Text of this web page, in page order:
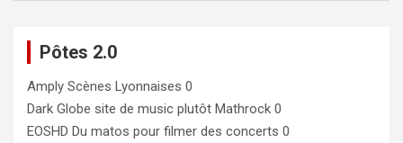
Pôtes 2.0
Amply Scènes Lyonnaises 0
Dark Globe site de music plutôt Mathrock 0
EOSHD Du matos pour filmer des concerts 0